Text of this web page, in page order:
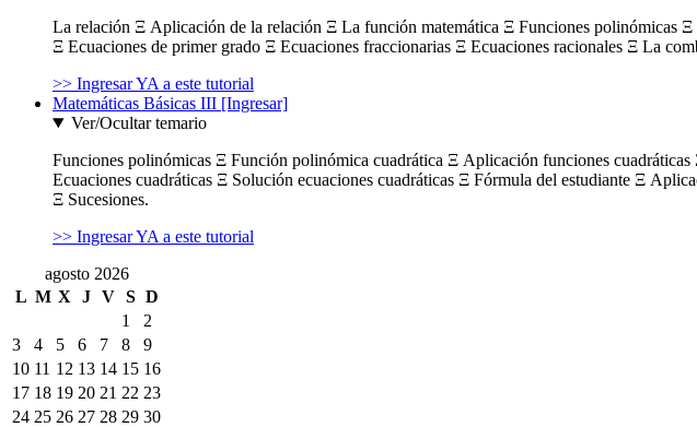
La relación Ξ Aplicación de la relación Ξ La función matemática Ξ Funciones polinómicas
Ξ Ecuaciones de primer grado Ξ Ecuaciones fraccionarias Ξ Ecuaciones racionales Ξ La
>> Ingresar YA a este tutorial
Matemáticas Básicas III [Ingresar]
Ver/Ocultar temario
Funciones polinómicas Ξ Función polinómica cuadrática Ξ Aplicación funciones
Ecuaciones cuadráticas Ξ Solución ecuaciones cuadráticas Ξ Fórmula del estudiante Ξ
Ξ Sucesiones.
>> Ingresar YA a este tutorial
agosto 2026
L M X J V S D
1
2
3
4 5 6 7 8
9
10 11 12 13 14 15 16
17 18 19 20 21 22 23
24 25 26 27 28 29 30